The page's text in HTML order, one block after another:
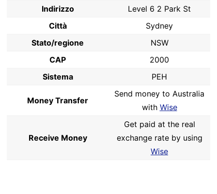
Indirizzo
Level 6 2 Park St
Città
Sydney
Stato/regione
NSW
CAP
2000
Sistema
PEH
Money Transfer
Send money to Australia
with Wise
Receive Money
Get paid at the real
exchange rate by using
Wise